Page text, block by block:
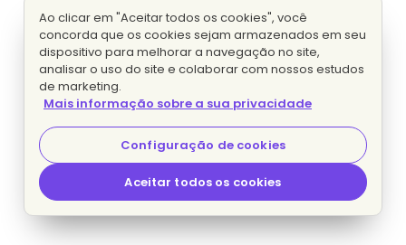
Ao clicar em "Aceitar todos os cookies", você
concorda que os cookies sejam armazenados em seu
dispositivo para melhorar a navegação no site,
analisar o uso do site e colaborar com nossos estudos
de marketing.
Mais informação sobre a sua privacidade
Configuração de cookies
Aceitar todos os cookies